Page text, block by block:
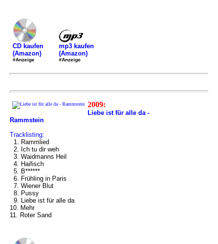
CD kaufen
(Amazon)
#Anzeige
mp3 kaufen
(Amazon)
#Anzeige
2009:
Liebe ist für alle da -
Rammstein
Tracklisting:
1. Rammlied
2. Ich tu dir weh
3. Waidmanns Heil
4. Haifisch
5. B******
6. Frühling in Paris
7. Wiener Blut
8. Pussy
9. Liebe ist für alle da
10. Mehr
11. Roter Sand